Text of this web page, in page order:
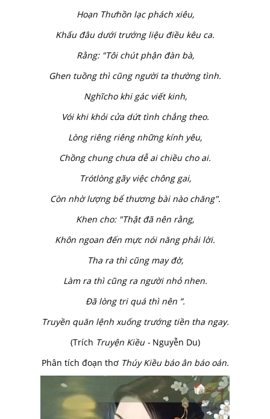
Hoạn Thưhồn lạc phách xiêu,
Khấu đâu dưới trướng liệu điều kêu ca.
Rằng: "Tôi chút phận đàn bà,
Ghen tuồng thì cũng người ta thường tình.
Nghĩcho khi gác viết kinh,
Vói khi khỏi cửa dứt tình chẳng theo.
Lòng riêng riêng những kính yêu,
Chồng chung chưa dễ ai chiều cho ai.
Trótlòng gãy việc chông gai,
Còn nhờ lượng bể thương bài nào chăng".
Khen cho: "Thật đã nên rằng,
Khôn ngoan đến mực nói năng phải lời.
Tha ra thì cũng may đờ,
Làm ra thì cũng ra người nhỏ nhen.
Đã lòng tri quá thì nên ”.
Truyền quăn lệnh xuống trướng tiền tha ngay.
(Trích Truyện Kiều -Nguyễn Du)
Phân tích đoạn thơ Thúy Kiều báo ân báo oán.